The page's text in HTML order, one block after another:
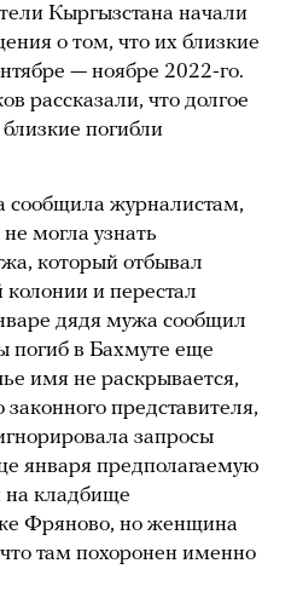
Кыргызстана начали
о том, что их близкие
— ноябре 2022-го.
рассказали, что долгое
погибли
сообщила журналистам,
могла узнать
который отбывал
и перестал
дядя мужа сообщил
погиб в Бахмуте еще
имя не раскрывается,
представителя,
запросы
января предполагаемую
кладбище
Фряново, но женщина
там похоронен именно